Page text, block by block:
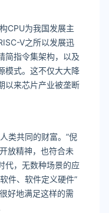
CPU为我国发展主
V之所以发展迅
简指令集架构，以及
模式。这不仅大大降
以来芯片产业被垄断
类共同的财富。”倪
放精神，也符合未
代，无数种场景的应
件、软件定义硬件”
好地满足这样的需